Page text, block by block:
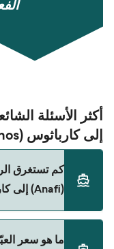
إلى كارباثوس (Karpathos)
كم تستغرق
(Anafi) إلى كارباثوس (Karpathos)؟